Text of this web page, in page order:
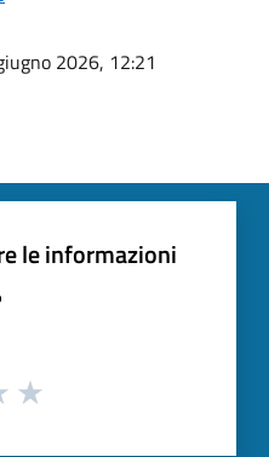
2026, 12:21
le informazioni